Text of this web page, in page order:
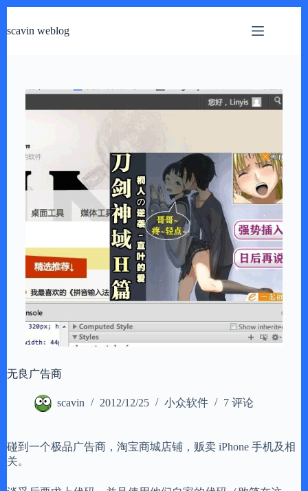
过
scavin weblog
无良广告商
scavin 2012/12/25 小众软件 7 评论
碰到一个极品广告商，淘宝商城店铺，贩卖 iPhone 手机及相
关。